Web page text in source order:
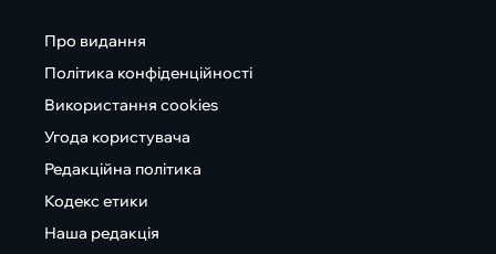
Про видання
Політика конфіденційності
Використання cookies
Угода користувача
Редакційна політика
Кодекс етики
Наша редакція